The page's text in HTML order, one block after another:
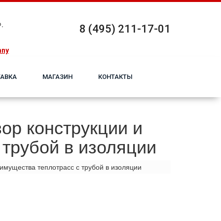
8 (495) 211-17-01
МАГАЗИН КОНТАКТЫ
конструкции и
в изоляции
теплотрасс с трубой в изоляции